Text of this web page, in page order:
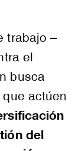
trabajo –
el
busca
actúen
del